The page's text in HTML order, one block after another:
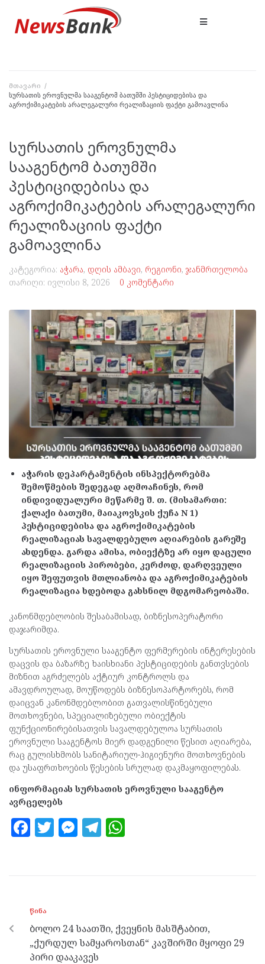
მთავარი /
სურსათის ეროვნულმა სააგენტომ ბათუმში პესტიციდებისა და
აგროქიმიკატების არალეგალური რეალიზაციის ფაქტი გამოავლინა
სურსათის ეროვნულმა
სააგენტომ ბათუმში
პესტიციდებისა და
აგროქიმიკატების არალეგალური
რეალიზაციის ფაქტი
გამოავლინა
კატეგორია: აჭარა, დღის ამბავი, რეგიონი, ჯანმრთელობა
თარიღი: ივლისი 8, 2026 0 კომენტარი
აჭარის დეპარტამენტის ინსპექტორებმა
შემოწმების შედეგად აღმოაჩინეს, რომ
ინდივიდუალური მეწარმე შ. თ. (მისამართი:
ქალაქი ბათუმი, მაიაკოვსკის ქუჩა N 1)
პესტიციდებისა და აგროქიმიკატების
რეალიზაციას სავალდებულო აღიარების გარეშე
ახდენდა. გარდა ამისა, ობიექტზე არ იყო დაცული
რეალიზაციის პირობები, კერძოდ, დარღვეული
იყო შეფუთვის მთლიანობა და აგროქიმიკატების
რეალიზაცია ხდებოდა გახსნილ მდგომარეობაში.
კანონმდებლობის შესაბამისად, ბიზნესოპერატორი
დაჯარიმდა.
სურსათის ეროვნული სააგენტო ფერმერების ინტერესების
დაცვის და ბაზარზე ხაისხიანი პესტიციდების განთვსების
მიზნით აგრძელებს აქტიურ კონტროლს და
ამავდროულად, მოუწოდებს ბიზნესოპარტორებს, რომ
დაიცვან კანონმდებლობით გათვალისწინებული
მოთხოვნები, სპეციალიზებული ობიექტის
ფუნქციონირებისათვის სავალდებულოა სურსათის
ეროვნული სააგენტოს მიერ დადგენილი წესით აღიარება,
რაც გულისხმობს სანიტარიულ-ჰიგიენური მოთხოვნების
და უსაფრთხოების წესების სრულად დაკმაყოფილებას.
ინფორმაციას სურსათის ეროვნული სააგენტო
ავრცელებს
F
o
o
k
T M
er
T
m p
p
ᲬᲘᲜᲐ
ბოლო 24 საათში, ქვეყნის მასშტაბით,
„ქურდულ სამყაროსთან“ კავშირში მყოფი 29
პირი დააკავეს